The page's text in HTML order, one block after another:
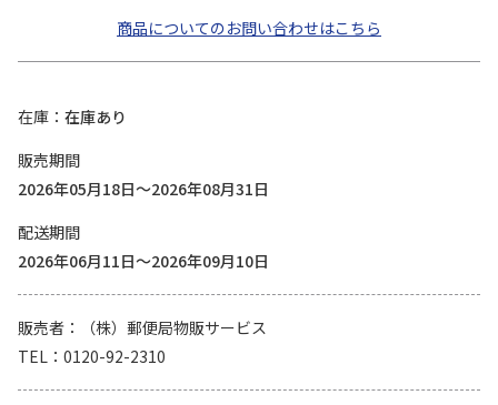
商品についてのお問い合わせはこちら
在庫
在庫あり
販売期間
2026年05月18日～2026年08月31日
配送期間
2026年06月11日～2026年09月10日
販売者
（株）郵便局物販サービス
TEL
0120-92-2310